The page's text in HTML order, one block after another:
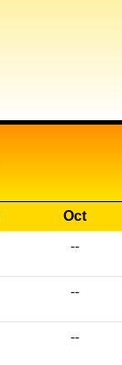
Oct
--
--
--